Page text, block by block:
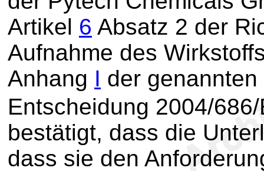
Artikel 6 Absatz 2 der
Aufnahme des
Anhang I der
Entscheidung 2004/
bestätigt, dass die
dass sie den